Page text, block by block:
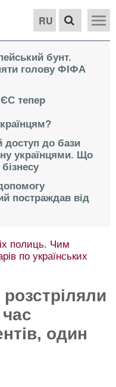
RU
бунт.
голову ФІФА
тепер
доступ до бази
українцями. Що
постраждав від
полиць. Чим
по українських
один